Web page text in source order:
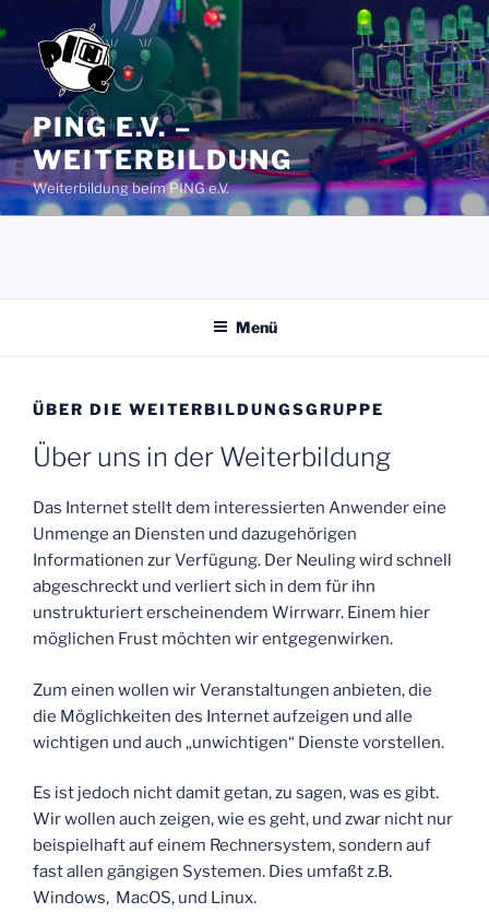
Inhalt
springen
PING E.V. –
WEITERBILDUNG
Weiterbildung beim PING e.V.
Menü
ÜBER DIE WEITERBILDUNGSGRUPPE
Über uns in der Weiterbildung
Das Internet stellt dem interessierten Anwender eine
Unmenge an Diensten und dazugehörigen
Informationen zur Verfügung. Der Neuling wird schnell
abgeschreckt und verliert sich in dem für ihn
unstrukturiert erscheinendem Wirrwarr. Einem hier
möglichen Frust möchten wir entgegenwirken.
Zum einen wollen wir Veranstaltungen anbieten, die
die Möglichkeiten des Internet aufzeigen und alle
wichtigen und auch „unwichtigen“ Dienste vorstellen.
Es ist jedoch nicht damit getan, zu sagen, was es gibt.
Wir wollen auch zeigen, wie es geht, und zwar nicht nur
beispielhaft auf einem Rechnersystem, sondern auf
fast allen gängigen Systemen. Dies umfaßt z.B.
Windows, MacOS, und Linux.